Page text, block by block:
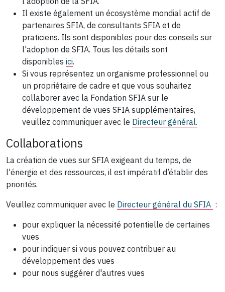
Il existe également un écosystème mondial actif de
partenaires SFIA, de consultants SFIA et de
praticiens. Ils sont disponibles pour des conseils sur
l'adoption de SFIA. Tous les détails sont
disponibles ici.
Si vous représentez un organisme professionnel ou
un propriétaire de cadre et que vous souhaitez
collaborer avec la Fondation SFIA sur le
développement de vues SFIA supplémentaires,
veuillez communiquer avec le Directeur général.
Collaborations
La création de vues sur SFIA exigeant du temps, de
l'énergie et des ressources, il est impératif d’établir des
priorités.
Veuillez communiquer avec le Directeur général du SFIA :
pour expliquer la nécessité potentielle de certaines
vues
pour indiquer si vous pouvez contribuer au
développement des vues
pour nous suggérer d'autres vues